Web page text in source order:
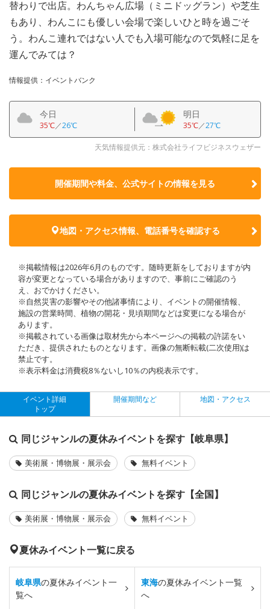
替わりで出店。わんちゃん広場（ミニドッグラン）や芝生
もあり、わんこにも優しい会場で楽しいひと時を過ごそ
う。わんこ連れではない人でも入場可能なので気軽に足を
運んでみては？
情報提供：イベントバンク
今日
35℃／26℃
明日
35℃／27℃
天気情報提供元：株式会社ライフビジネスウェザー
開催期間や料金、公式サイトの情報を見る
地図・アクセス情報、電話番号を確認する
※掲載情報は2026年6月のものです。随時更新をしておりますが内
容が変更となっている場合がありますので、事前にご確認のう
え、おでかけください。
※自然災害の影響やその他諸事情により、イベントの開催情報、
施設の営業時間、植物の開花・見頃期間などは変更になる場合が
あります。
※掲載されている画像は取材先から本ページへの掲載の許諾をい
ただき、提供されたものとなります。画像の無断転載(二次使用)は
禁止です。
※表示料金は消費税8％ないし10％の内税表示です。
イベント詳細
トップ
開催期間など 地図・アクセス
同じジャンルの夏休みイベントを探す【岐阜県】
美術展・博物展・展示会 無料イベント
同じジャンルの夏休みイベントを探す【全国】
美術展・博物展・展示会 無料イベント
夏休みイベント一覧に戻る
岐阜県の夏休みイベント一
覧へ
東海の夏休みイベント一覧
へ